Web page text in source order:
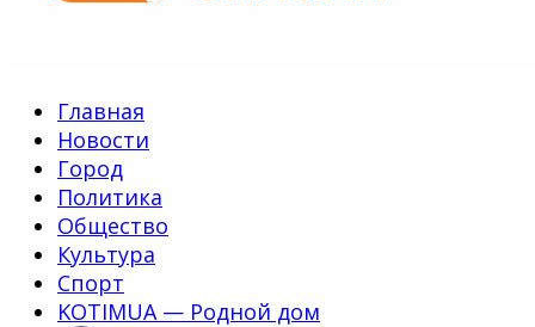
Главная
Новости
Город
Политика
Общество
Культура
Спорт
KOTIMUA — Родной дом